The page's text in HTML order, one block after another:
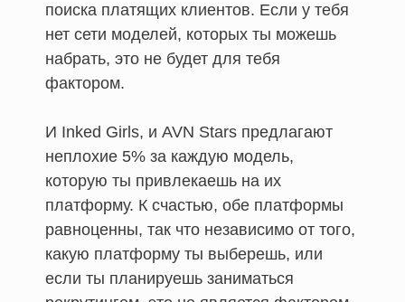
поиска платящих клиентов. Если у тебя
нет сети моделей, которых ты можешь
набрать, это не будет для тебя
фактором.
И Inked Girls, и AVN Stars предлагают
неплохие 5% за каждую модель,
которую ты привлекаешь на их
платформу. К счастью, обе платформы
равноценны, так что независимо от того,
какую платформу ты выберешь, или
если ты планируешь заниматься